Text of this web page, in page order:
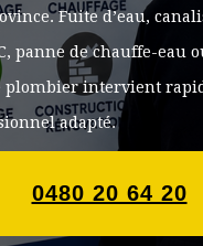
Fuite d’eau,
panne de chauffe-eau
plombier intervient
adapté.
0480 20 64 20